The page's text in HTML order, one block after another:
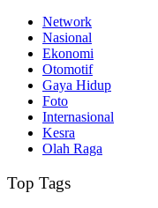
Network
Nasional
Ekonomi
Otomotif
Gaya Hidup
Foto
Internasional
Kesra
Olah Raga
Top Tags